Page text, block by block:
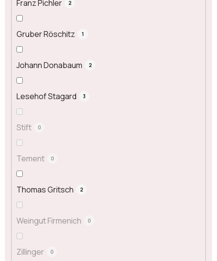
Franz Pichler 2
Gruber Röschitz 1
Johann Donabaum 2
Lesehof Stagard 3
Stift 0
Tement 0
Thomas Gritsch 2
Weingut Firmenich 0
Zillinger 0